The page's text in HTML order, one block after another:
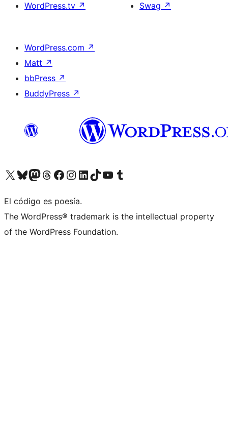
WordPress.tv ↗
Swag ↗
WordPress.com ↗
Matt ↗
bbPress ↗
BuddyPress ↗
Visit our X (formerly Twitter) account
Visit our Bluesky account
Visit our Mastodon account
Visit our Threads account
Visita nuestra página de Facebook
Visita nuestra cuenta de Instagram
Visita nuestra cuenta de LinkedIn
Visit our TikTok account
Visita nuestro canal de YouTube
Visit our Tumblr account
El código es poesía.
The WordPress® trademark is the intellectual property
of the WordPress Foundation.